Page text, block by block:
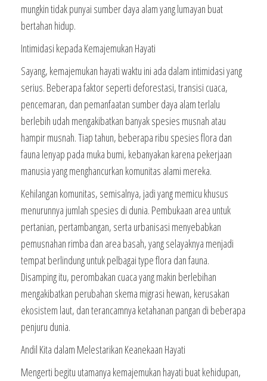
mungkin tidak punyai sumber daya alam yang lumayan buat
bertahan hidup.
Intimidasi kepada Kemajemukan Hayati
Sayang, kemajemukan hayati waktu ini ada dalam intimidasi yang
serius. Beberapa faktor seperti deforestasi, transisi cuaca,
pencemaran, dan pemanfaatan sumber daya alam terlalu
berlebih udah mengakibatkan banyak spesies musnah atau
hampir musnah. Tiap tahun, beberapa ribu spesies flora dan
fauna lenyap pada muka bumi, kebanyakan karena pekerjaan
manusia yang menghancurkan komunitas alami mereka.
Kehilangan komunitas, semisalnya, jadi yang memicu khusus
menurunnya jumlah spesies di dunia. Pembukaan area untuk
pertanian, pertambangan, serta urbanisasi menyebabkan
pemusnahan rimba dan area basah, yang selayaknya menjadi
tempat berlindung untuk pelbagai type flora dan fauna.
Disamping itu, perombakan cuaca yang makin berlebihan
mengakibatkan perubahan skema migrasi hewan, kerusakan
ekosistem laut, dan terancamnya ketahanan pangan di beberapa
penjuru dunia.
Andil Kita dalam Melestarikan Keanekaan Hayati
Mengerti begitu utamanya kemajemukan hayati buat kehidupan,